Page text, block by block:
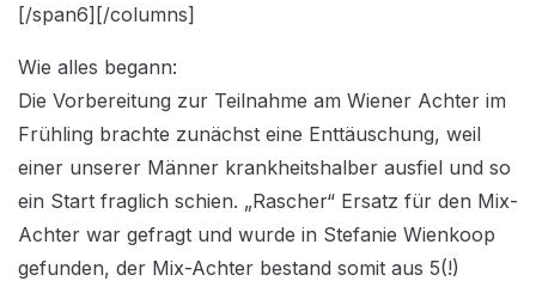
[/span6][/columns]
Wie alles begann:
Die Vorbereitung zur Teilnahme am Wiener Achter im
Frühling brachte zunächst eine Enttäuschung, weil
einer unserer Männer krankheitshalber ausfiel und so
ein Start fraglich schien. „Rascher“ Ersatz für den Mix-
Achter war gefragt und wurde in Stefanie Wienkoop
gefunden, der Mix-Achter bestand somit aus 5(!)